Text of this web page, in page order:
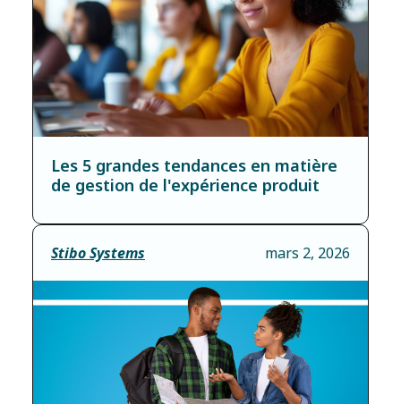
Les 5 grandes tendances en matière
de gestion de l'expérience produit
Stibo Systems mars 2, 2026